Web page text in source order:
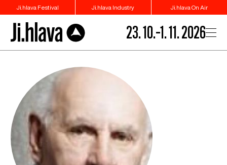
Ji.hlava Festival Ji.hlava Industry Ji.hlava On Air
23. 10.–1. 11. 2026